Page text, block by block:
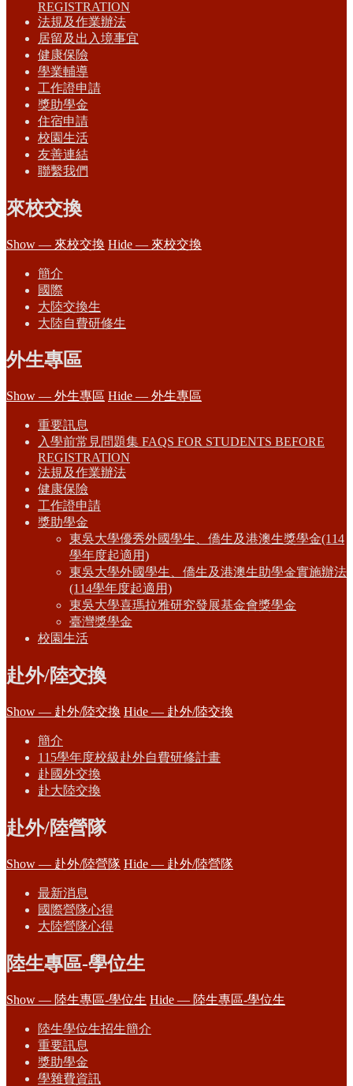
REGISTRATION
法規及作業辦法
居留及出入境事宜
健康保險
學業輔導
工作證申請
獎助學金
住宿申請
校園生活
友善連結
聯繫我們
來校交換
Show — 來校交換 Hide — 來校交換
簡介
國際
大陸交換生
大陸自費研修生
外生專區
Show — 外生專區 Hide — 外生專區
重要訊息
入學前常見問題集 FAQS FOR STUDENTS BEFORE
REGISTRATION
法規及作業辦法
健康保險
工作證申請
獎助學金
東吳大學優秀外國學生、僑生及港澳生獎學金(114
學年度起適用)
東吳大學外國學生、僑生及港澳生助學金實施辦法
(114學年度起適用)
東吳大學喜瑪拉雅研究發展基金會獎學金
臺灣獎學金
校園生活
赴外/陸交換
Show — 赴外/陸交換 Hide — 赴外/陸交換
簡介
115學年度校級赴外自費研修計畫
赴國外交換
赴大陸交換
赴外/陸營隊
Show — 赴外/陸營隊 Hide — 赴外/陸營隊
最新消息
國際營隊心得
大陸營隊心得
陸生專區-學位生
Show — 陸生專區-學位生 Hide — 陸生專區-學位生
陸生學位生招生簡介
重要訊息
獎助學金
學雜費資訊